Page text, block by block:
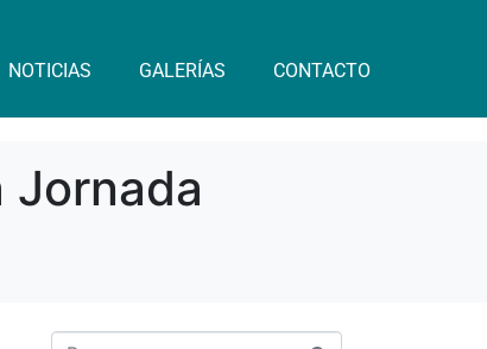
NOTICIAS GALERÍAS CONTACTO
Jornada